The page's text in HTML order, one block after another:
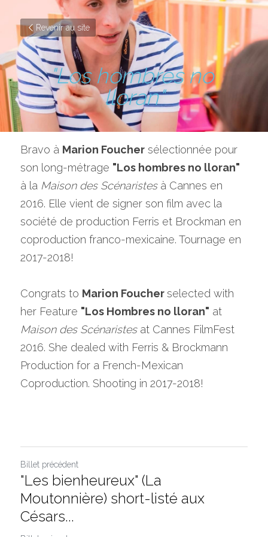
Revenir au site
"Los hombres no
lloran"
Bravo à Marion Foucher sélectionnée pour
son long-métrage
à la Maison des Scénaristes à Cannes en
2016. Elle vient de signer son film avec la
société de production Ferris et Brockman en
coproduction franco-mexicaine. Tournage en
2017-2018!
Congrats to Marion Foucher selected with
her Feature "Los Hombres no lloran"
Maison des Scénaristes at Cannes FilmFest
2016. She dealed with Ferris & Brockmann
Production for a French-Mexican
Coproduction. Shooting in 2017-2018!
Billet précédent
"Les bienheureux" (La
Moutonnière) short-listé aux
Césars...